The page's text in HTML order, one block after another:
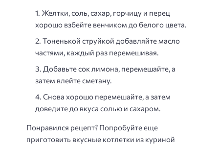
Желтки, соль, сахар, горчицу и перец
хорошо взбейте венчиком до белого цвета.
Тоненькой струйкой добавляйте масло
частями, каждый раз перемешивая.
Добавьте сок лимона, перемешайте, а
затем влейте сметану.
Снова хорошо перемешайте, а затем
доведите до вкуса солью и сахаром.
Понравился рецепт? Попробуйте еще
приготовить вкусные котлетки из куриной